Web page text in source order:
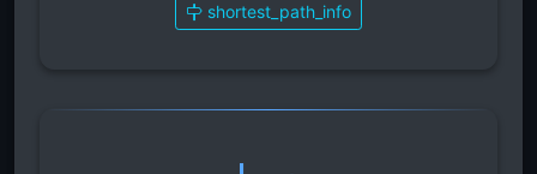
shortest_path_info